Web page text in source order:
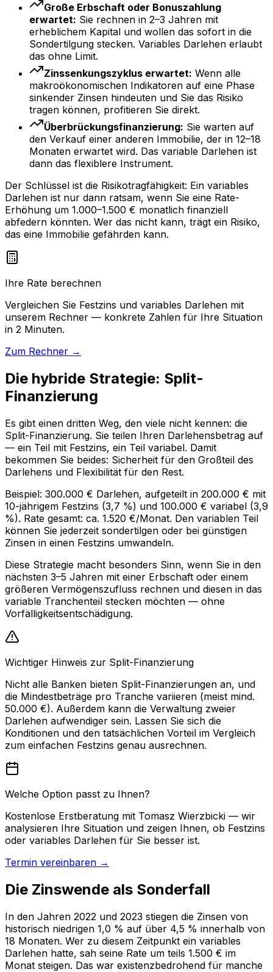
Große Erbschaft oder Bonuszahlung
erwartet: Sie rechnen in 2–3 Jahren mit
erheblichem Kapital und wollen das sofort in die
Sondertilgung stecken. Variables Darlehen erlaubt
das ohne Limit.
Zinssenkungszyklus erwartet: Wenn alle
makroökonomischen Indikatoren auf eine Phase
sinkender Zinsen hindeuten und Sie das Risiko
tragen können, profitieren Sie direkt.
Überbrückungsfinanzierung: Sie warten auf
den Verkauf einer anderen Immobilie, der in 12–18
Monaten erwartet wird. Das variable Darlehen ist
dann das flexiblere Instrument.
Der Schlüssel ist die Risikotragfähigkeit: Ein variables
Darlehen ist nur dann ratsam, wenn Sie eine Rate-
Erhöhung um 1.000–1.500 € monatlich finanziell
abfedern könnten. Wer das nicht kann, trägt ein Risiko,
das eine Immobilie gefährden kann.
Ihre Rate berechnen
Vergleichen Sie Festzins und variables Darlehen mit
unserem Rechner — konkrete Zahlen für Ihre Situation
in 2 Minuten.
Zum Rechner →
Die hybride Strategie: Split-
Finanzierung
Es gibt einen dritten Weg, den viele nicht kennen: die
Split-Finanzierung. Sie teilen Ihren Darlehensbetrag auf
— ein Teil mit Festzins, ein Teil variabel. Damit
bekommen Sie beides: Sicherheit für den Großteil des
Darlehens und Flexibilität für den Rest.
Beispiel: 300.000 € Darlehen, aufgeteilt in 200.000 € mit
10-jährigem Festzins (3,7 %) und 100.000 € variabel (3,9
%). Rate gesamt: ca. 1.520 €/Monat. Den variablen Teil
können Sie jederzeit sondertilgen oder bei günstigen
Zinsen in einen Festzins umwandeln.
Diese Strategie macht besonders Sinn, wenn Sie in den
nächsten 3–5 Jahren mit einer Erbschaft oder einem
größeren Vermögenszufluss rechnen und diesen in das
variable Tranchenteil stecken möchten — ohne
Vorfälligkeitsentschädigung.
Wichtiger Hinweis zur Split-Finanzierung
Nicht alle Banken bieten Split-Finanzierungen an, und
die Mindestbeträge pro Tranche variieren (meist mind.
50.000 €). Außerdem kann die Verwaltung zweier
Darlehen aufwendiger sein. Lassen Sie sich die
Konditionen und den tatsächlichen Vorteil im Vergleich
zum einfachen Festzins genau ausrechnen.
Welche Option passt zu Ihnen?
Kostenlose Erstberatung mit Tomasz Wierzbicki — wir
analysieren Ihre Situation und zeigen Ihnen, ob Festzins
oder variables Darlehen für Sie besser ist.
Termin vereinbaren →
Die Zinswende als Sonderfall
In den Jahren 2022 und 2023 stiegen die Zinsen von
historisch niedrigen 1,0 % auf über 4,5 % innerhalb von
18 Monaten. Wer zu diesem Zeitpunkt ein variables
Darlehen hatte, sah seine Rate um teils 1.500 € im
Monat steigen. Das war existenzbedrohend für manche